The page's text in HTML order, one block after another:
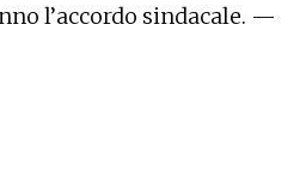
l’accordo sindacale. —